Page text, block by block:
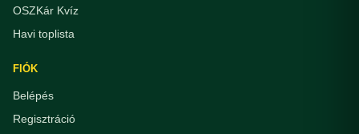
OSZKár Kvíz
Havi toplista
FIÓK
Belépés
Regisztráció